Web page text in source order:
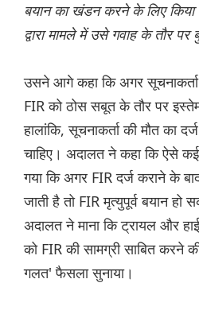
बयान का खंडन करने के लिए
द्वारा मामले में उसे गवाह के तौर पर
उसने आगे कहा कि अगर सूचनाकर्ता
FIR को ठोस सबूत के तौर पर
हालांकि, सूचनाकर्ता की मौत का
चाहिए। अदालत ने कहा कि ऐसे
गया कि अगर FIR दर्ज कराने के
जाती है तो FIR मृत्युपूर्व बयान
अदालत ने माना कि ट्रायल और
को FIR की सामग्री साबित करने
गलत' फैसला सुनाया।